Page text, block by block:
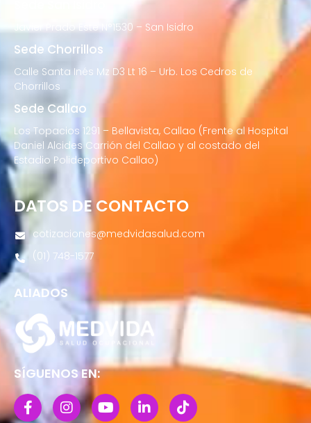
Javier Prado Este N°1530 – San Isidro
Sede Chorrillos
Calle Santa Inés Mz D3 Lt 16 – Urb. Los Cedros de
Chorrillos
Sede Callao
Los Topacios 1291 – Bellavista, Callao (Frente al Hospital
Daniel Alcides Carrión del Callao y al costado del
Estadio Polideportivo Callao)
DATOS DE CONTACTO
cotizaciones@medvidasalud.com
(01) 748-1577
ALIADOS
SÍGUENOS EN: